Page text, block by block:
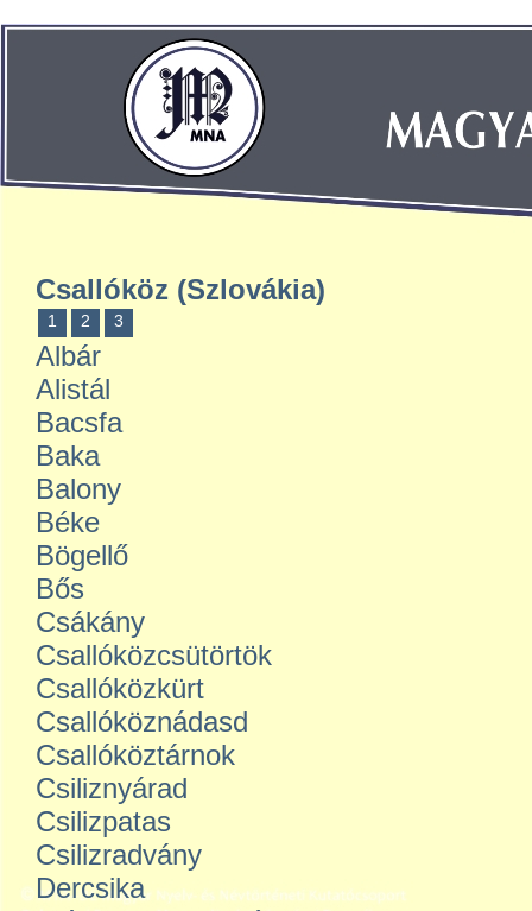
Csallóköz (Szlovákia)
1 2 3
Albár
Alistál
Bacsfa
Baka
Balony
Béke
Bögellő
Bős
Csákány
Csallóközcsütörtök
Csallóközkürt
Csallóköznádasd
Csallóköztárnok
Csiliznyárad
Csilizpatas
Csilizradvány
Dercsika